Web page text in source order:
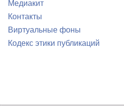
Медиакит
Контакты
Виртуальные фоны
Кодекс этики публикаций